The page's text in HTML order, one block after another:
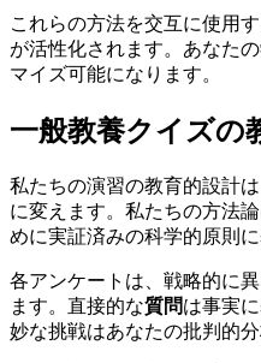
これらの方法を交互に使用
が活性化されます。あなた
マイズ可能になります。
一般教養クイズの
私たちの演習の教育的設計
に変えます。私たちの方法
めに実証済みの科学的原則に
各アンケートは、戦略的に
ます。直接的な質問は事実
妙な挑戦はあなたの批判的分